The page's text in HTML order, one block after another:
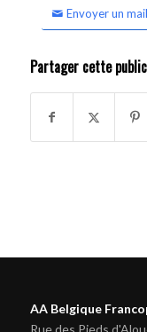
Envoyer un
Partager cette
AA Belgique
Rue des Pieds